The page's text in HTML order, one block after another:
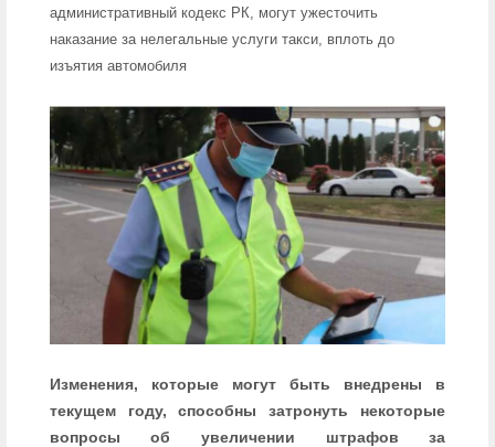
административный кодекс РК, могут ужесточить
наказание за нелегальные услуги такси, вплоть до
изъятия автомобиля
Изменения, которые могут быть внедрены в
текущем году, способны затронуть некоторые
вопросы об увеличении штрафов за